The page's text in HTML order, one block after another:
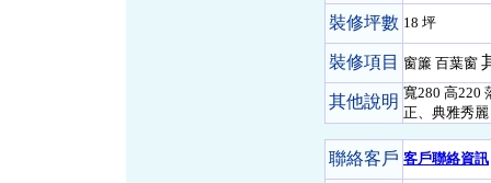
裝修坪數 18 坪
裝修項目 窗簾 百葉窗
其他說明 寬280 高220
正、典雅秀
聯絡客戶 客戶聯絡資訊